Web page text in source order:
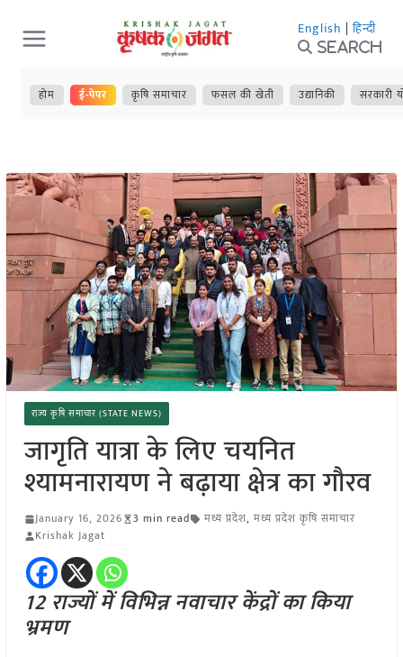
Skip
to
content
English | हिन्दी
Search
होम ई-पेपर कृषि समाचार फसल की खेती उद्यानिकी सरकारी
राज्य कृषि समाचार (STATE NEWS)
जागृति यात्रा के लिए चयनित
श्यामनारायण ने बढ़ाया क्षेत्र का गौरव
January 16, 2026 3 min read मध्य प्रदेश, मध्य प्रदेश कृषि समाचार
Krishak Jagat
12 राज्यों में विभिन्न नवाचार केंद्रों का किया
भ्रमण